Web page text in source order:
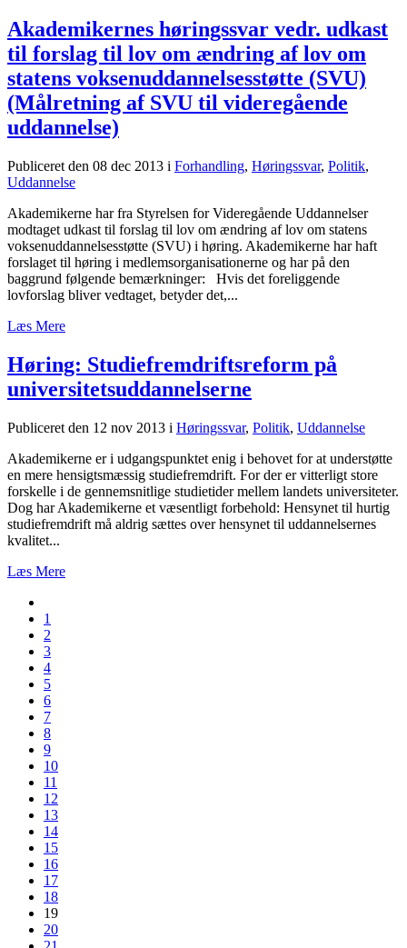
Akademikernes høringssvar vedr. udkast
til forslag til lov om ændring af lov om
statens voksenuddannelsesstøtte (SVU)
(Målretning af SVU til videregående
uddannelse)
Publiceret den 08 dec 2013 i Forhandling, Høringssvar, Politik,
Uddannelse
Akademikerne har fra Styrelsen for Videregående Uddannelser
modtaget udkast til forslag til lov om ændring af lov om statens
voksenuddannelsesstøtte (SVU) i høring. Akademikerne har haft
forslaget til høring i medlemsorganisationerne og har på den
baggrund følgende bemærkninger: Hvis det foreliggende
lovforslag bliver vedtaget, betyder det,...
Læs Mere
Høring: Studiefremdriftsreform på
universitetsuddannelserne
Publiceret den 12 nov 2013 i Høringssvar, Politik, Uddannelse
Akademikerne er i udgangspunktet enig i behovet for at understøtte
en mere hensigtsmæssig studiefremdrift. For der er vitterligt store
forskelle i de gennemsnitlige studietider mellem landets universiteter.
Dog har Akademikerne et væsentligt forbehold: Hensynet til hurtig
studiefremdrift må aldrig sættes over hensynet til uddannelsernes
kvalitet...
Læs Mere
1
2
3
4
5
6
7
8
9
10
11
12
13
14
15
16
17
18
19
20